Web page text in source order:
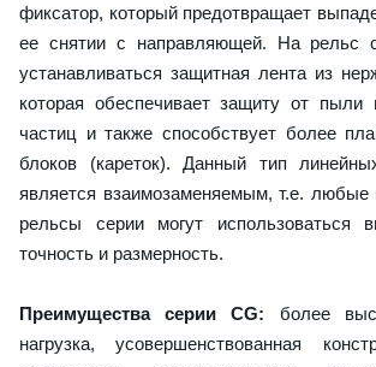
фиксатор, который предотвращает
ее снятии с направляющей. На рельс
устанавливаться защитная лента из
которая обеспечивает защиту от пыли
частиц и также способствует более
блоков (кареток). Данный тип
является взаимозаменяемым, т.е.
рельсы серии могут использоваться
точность и размерность.
Преимущества серии CG: более
нагрузка, усовершенствованная